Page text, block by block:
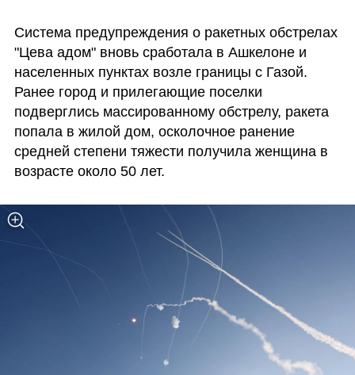
Система предупреждения о ракетных обстрелах
"Цева адом" вновь сработала в Ашкелоне и
населенных пунктах возле границы с Газой.
Ранее город и прилегающие поселки
подверглись массированному обстрелу, ракета
попала в жилой дом, осколочное ранение
средней степени тяжести получила женщина в
возрасте около 50 лет.